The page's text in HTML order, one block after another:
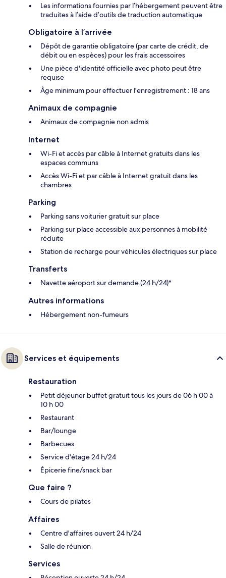
Les informations fournies par l’hébergement peuvent être
traduites à l’aide d’outils de traduction automatique
Obligatoire à l’arrivée
Dépôt de garantie obligatoire (par carte de crédit, de
débit ou en espèces) pour les frais accessoires
Une pièce d'identité officielle avec photo peut être
requise
Âge minimum pour effectuer l'enregistrement : 18 ans
Animaux de compagnie
Animaux de compagnie non admis
Internet
Wi-Fi et accès par câble à Internet gratuits dans les
espaces communs
Accès Wi-Fi et par câble à Internet gratuit dans les
chambres
Parking
Parking sans voiturier gratuit sur place
Parking sur place accessible aux personnes à mobilité
réduite
Station de recharge pour véhicules électriques sur place
Transferts
Navette aéroport sur demande (24 h/24)*
Autres informations
Hébergement non-fumeurs
Services et équipements
Restauration
Petit déjeuner buffet gratuit tous les jours de 06 h 00 à
10 h 00
Restaurant
Bar/lounge
Barbecues
Service d'étage 24 h/24
Épicerie fine/snack bar
Que faire ?
Cours de pilates
Affaires
Centre d'affaires ouvert 24 h/24
Salle de réunion
Services